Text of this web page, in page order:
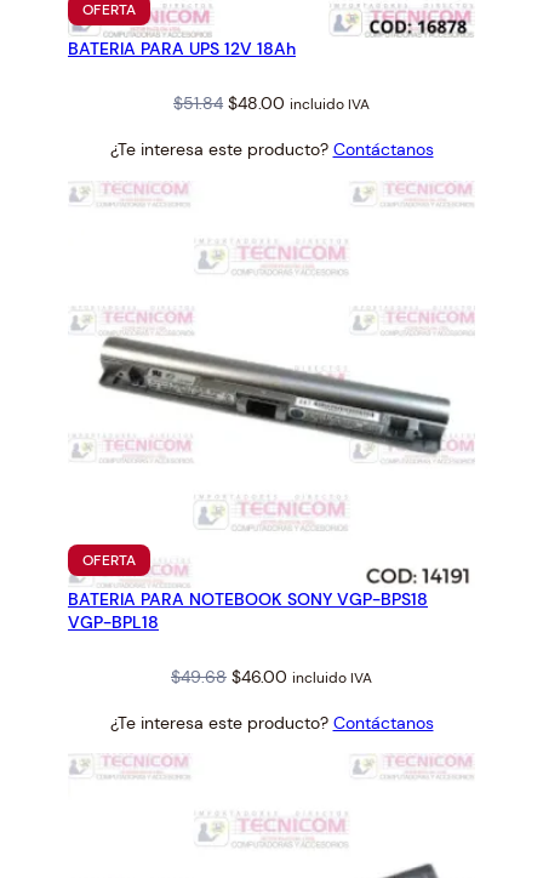
a
d
OFERTAPRODUCTO
EN
OFERTA
BATERIA PARA UPS 12V 18Ah
$51.84 Original
was:
$48.00 Current
is:
incluido IVA
¿Te interesa este producto? Contáctanos
OFERTAPRODUCTO
EN
OFERTA
BATERIA PARA NOTEBOOK SONY VGP-BPS18
VGP-BPL18
$49.68 Original
was:
$46.00 Current
is:
incluido IVA
¿Te interesa este producto? Contáctanos